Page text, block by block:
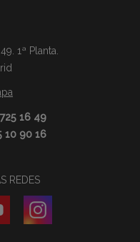
1ª Planta.
16 49
10 90 16
REDES